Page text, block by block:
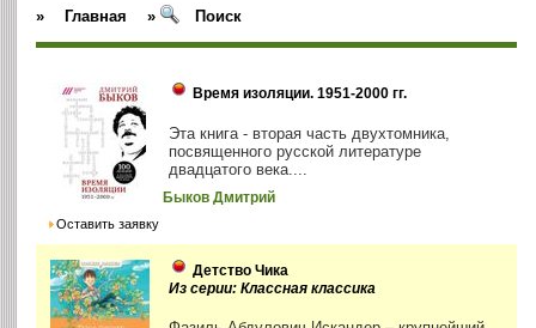
» Главная » Поиск
Время изоляции. 1951-2000 гг.
Эта книга - вторая часть двухтомника,
посвященного русской литературе
двадцатого века....
Быков Дмитрий
Оставить заявку
Детство Чика
Из серии: Классная классика